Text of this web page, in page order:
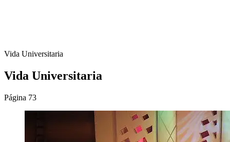
Vida Universitaria
Vida Universitaria
Página 73